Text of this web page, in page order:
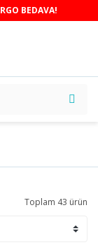
BEDAVA!
Toplam 43 ürün